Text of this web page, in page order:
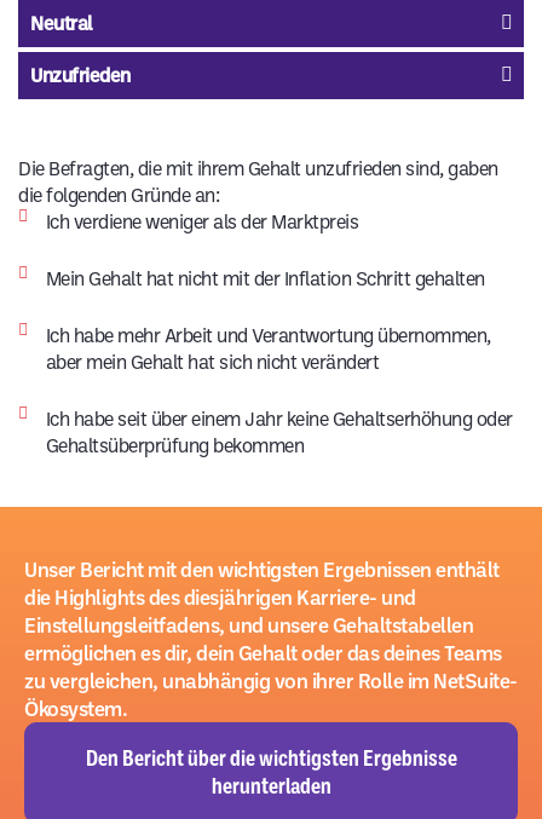
Neutral
Unzufrieden
Die Befragten, die mit ihrem Gehalt unzufrieden sind, gaben
die folgenden Gründe an:
Ich verdiene weniger als der Marktpreis
Mein Gehalt hat nicht mit der Inflation Schritt gehalten
Ich habe mehr Arbeit und Verantwortung übernommen,
aber mein Gehalt hat sich nicht verändert
Ich habe seit über einem Jahr keine Gehaltserhöhung oder
Gehaltsüberprüfung bekommen
Unser Bericht mit den wichtigsten Ergebnissen enthält
die Highlights des diesjährigen Karriere- und
Einstellungsleitfadens, und unsere Gehaltstabellen
ermöglichen es dir, dein Gehalt oder das deines Teams
zu vergleichen, unabhängig von ihrer Rolle im NetSuite-
Ökosystem.
Den Bericht über die wichtigsten Ergebnisse
herunterladen